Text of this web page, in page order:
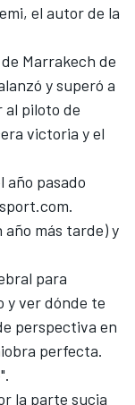
el autor de la
Marrakech de
y superó a
al piloto de
victoria y el
año pasado
año más tarde) y
para
ver dónde te
perspectiva en
perfecta.
la parte sucia